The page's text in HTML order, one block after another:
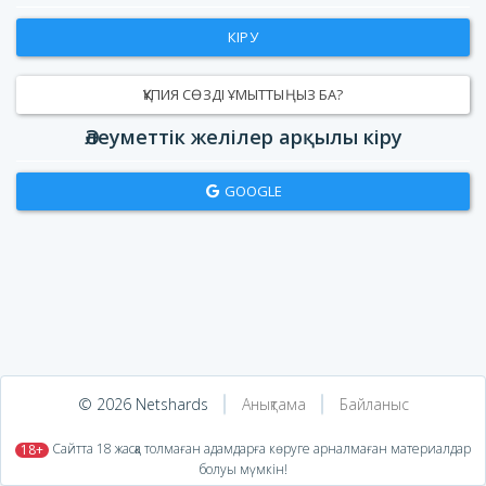
КІРУ
ҚҰПИЯ СӨЗДІ ҰМЫТТЫҢЫЗ БА?
Әлеуметтік желілер арқылы кіру
GOOGLE
© 2026 Netshards Анықтама Байланыс
18+ ​ Сайтта 18 жасқа толмаған адамдарға көруге арналмаған материалдар
болуы мүмкін!